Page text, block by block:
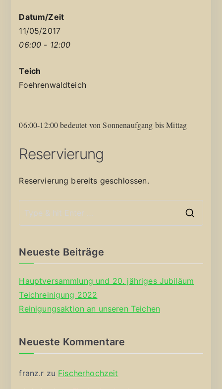
Datum/Zeit
11/05/2017
06:00 - 12:00
Teich
Foehrenwaldteich
06:00-12:00 bedeutet von Sonnenaufgang bis Mittag
Reservierung
Reservierung bereits geschlossen.
Neueste Beiträge
Hauptversammlung und 20. jähriges Jubiläum
Teichreinigung 2022
Reinigungsaktion an unseren Teichen
Neueste Kommentare
franz.r zu Fischerhochzeit